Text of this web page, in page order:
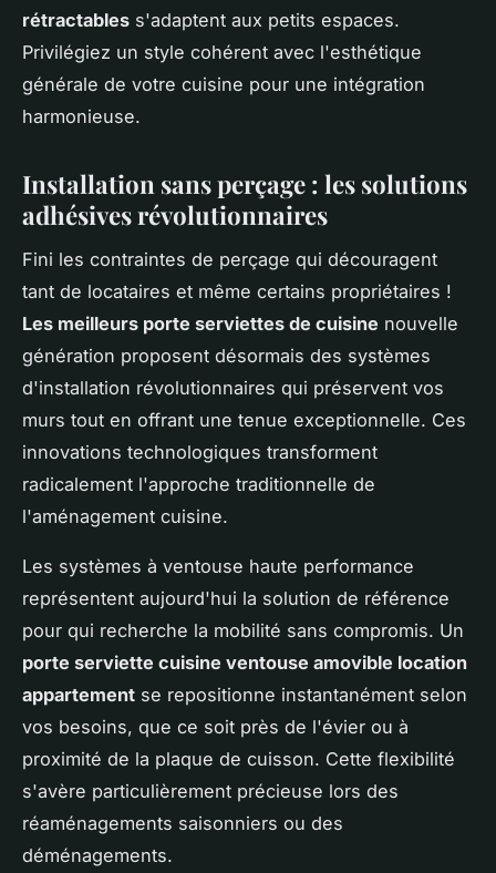
rétractables s'adaptent aux petits espaces.
Privilégiez un style cohérent avec l'esthétique
générale de votre cuisine pour une intégration
harmonieuse.
Installation sans perçage : les solutions
adhésives révolutionnaires
Fini les contraintes de perçage qui découragent
tant de locataires et même certains propriétaires !
Les meilleurs porte serviettes de cuisine nouvelle
génération proposent désormais des systèmes
d'installation révolutionnaires qui préservent vos
murs tout en offrant une tenue exceptionnelle. Ces
innovations technologiques transforment
radicalement l'approche traditionnelle de
l'aménagement cuisine.
Les systèmes à ventouse haute performance
représentent aujourd'hui la solution de référence
pour qui recherche la mobilité sans compromis. Un
porte serviette cuisine ventouse amovible location
appartement se repositionne instantanément selon
vos besoins, que ce soit près de l'évier ou à
proximité de la plaque de cuisson. Cette flexibilité
s'avère particulièrement précieuse lors des
réaménagements saisonniers ou des
déménagements.